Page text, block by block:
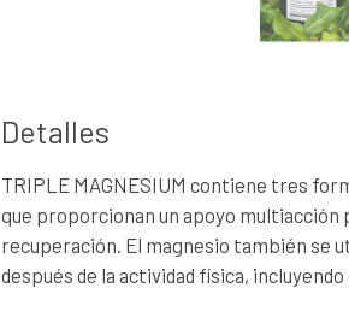
Detalles
TRIPLE MAGNESIUM contiene tres
que proporcionan un apoyo multiacción
recuperación. El magnesio también se
después de la actividad física,